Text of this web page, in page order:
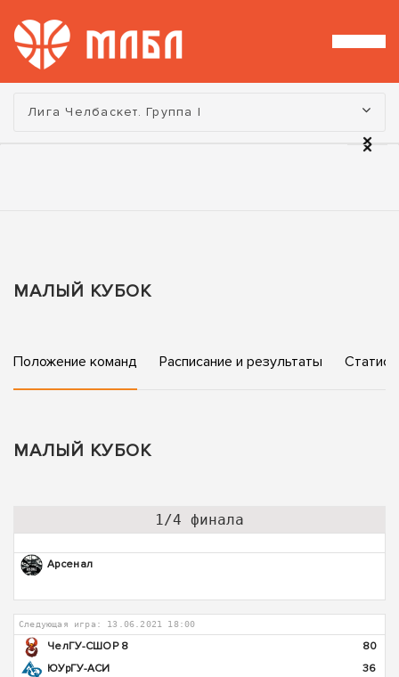
Турнир:
Лига Челбаскет. Группа I
МАЛЫЙ КУБОК
Положение команд Расписание и результаты
МАЛЫЙ КУБОК
1/4 финала
Арсенал
Следующая игра: 13.06.2021 18:00
ЧелГУ-СШОР 8
80
ЮУрГУ-АСИ
36